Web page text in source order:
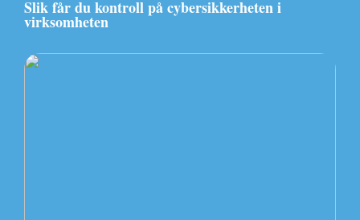
Slik får du kontroll på cybersikkerheten i
virksomheten